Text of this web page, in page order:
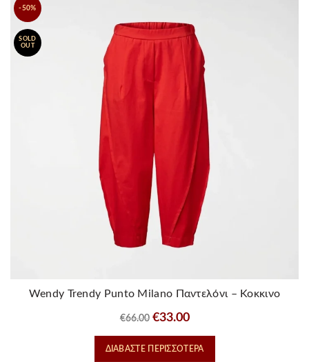
-50%
SOLD
OUT
Wendy Trendy Punto Milano Παντελόνι – Κοκκινο
€66.00 Original
price
was:
€33.00Η
τρέχουσα
τιμή
ΔΙΑΒΆΣΤΕ ΠΕΡΙΣΣΌΤΕΡΑ